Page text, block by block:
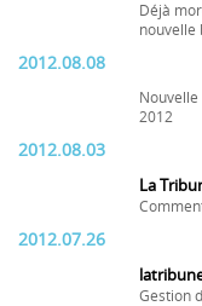
Déjà
nouvelle
2012.08.08
2012
2012.08.03
La
2012.07.26
Gestion